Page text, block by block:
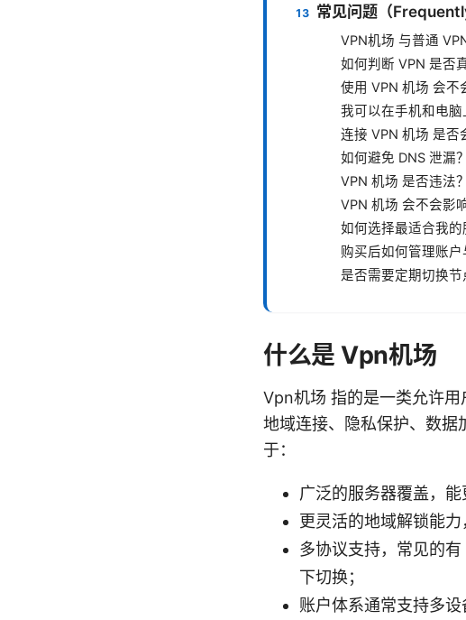
常见问题（
VPN机场 与普通
如何判断 VPN 是否
使用 VPN 机场 会不
我可以在手机和电脑
连接 VPN 机场 是否
如何避免 DNS 泄漏？
VPN 机场 是否违法？
VPN 机场 会不会影
如何选择最适合我的
购买后如何管理账户
是否需要定期切换节
什么是 Vpn机场
Vpn机场 指的是一类允许
地域连接、隐私保护、数据
于：
广泛的服务器覆盖，能
更灵活的地域解锁能力
多协议支持，常见的有
下切换；
账户体系通常支持多设